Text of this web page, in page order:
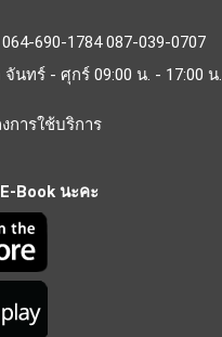
690-1784 087-039-0707
นทร์ - ศุกร์ 09:00 น. - 17:00 น.
การใช้บริการ
Book นะคะ